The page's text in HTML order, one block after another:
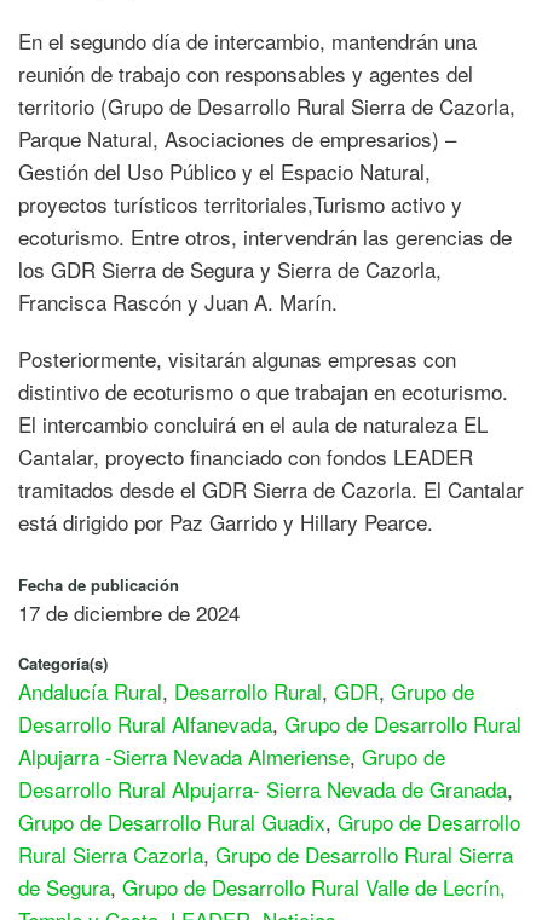
En el segundo día de intercambio, mantendrán una
reunión de trabajo con responsables y agentes del
territorio (Grupo de Desarrollo Rural Sierra de Cazorla,
Parque Natural, Asociaciones de empresarios) –
Gestión del Uso Público y el Espacio Natural,
proyectos turísticos territoriales,Turismo activo y
ecoturismo. Entre otros, intervendrán las gerencias de
los GDR Sierra de Segura y Sierra de Cazorla,
Francisca Rascón y Juan A. Marín.
Posteriormente, visitarán algunas empresas con
distintivo de ecoturismo o que trabajan en ecoturismo.
El intercambio concluirá en el aula de naturaleza EL
Cantalar, proyecto financiado con fondos LEADER
tramitados desde el GDR Sierra de Cazorla. El Cantalar
está dirigido por Paz Garrido y Hillary Pearce.
Fecha de publicación
17 de diciembre de 2024
Categoría(s)
Andalucía Rural, Desarrollo Rural, GDR, Grupo de
Desarrollo Rural Alfanevada, Grupo de Desarrollo Rural
Alpujarra -Sierra Nevada Almeriense, Grupo de
Desarrollo Rural Alpujarra- Sierra Nevada de Granada,
Grupo de Desarrollo Rural Guadix, Grupo de Desarrollo
Rural Sierra Cazorla, Grupo de Desarrollo Rural Sierra
de Segura, Grupo de Desarrollo Rural Valle de Lecrín,